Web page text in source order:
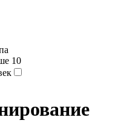
10